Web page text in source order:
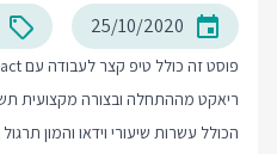
25/10/2020
ריאקט מההתחלה ובצורה מקצועית
הכולל עשרות שיעורי וידאו והמון